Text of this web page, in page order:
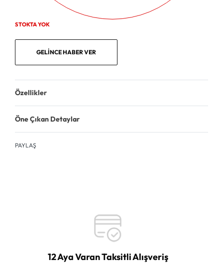
STOKTA YOK
GELINCE HABER VER
Özellikler
Öne Çıkan Detaylar
PAYLAŞ
12 Aya Varan Taksitli Alışveriş